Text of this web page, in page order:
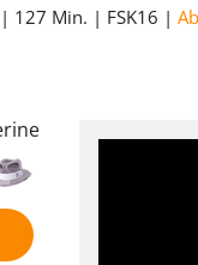
127 Min. FSK16